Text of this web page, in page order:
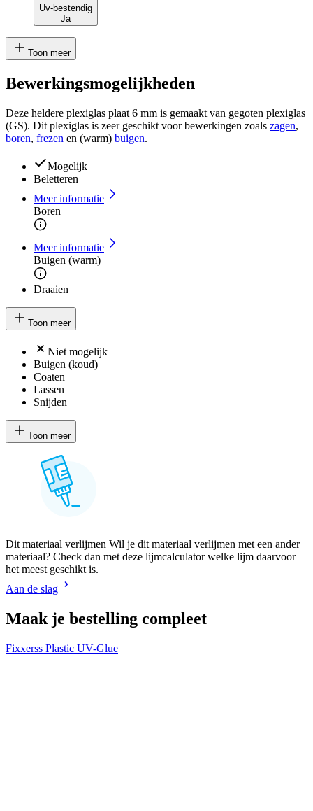
Uv-bestendig
Ja
Toon meer
Bewerkingsmogelijkheden
Deze heldere plexiglas plaat 6 mm is gemaakt van gegoten plexiglas
(GS). Dit plexiglas is zeer geschikt voor bewerkingen zoals zagen,
boren, frezen en (warm) buigen.
Mogelijk
Beletteren
Meer informatie
Boren
Meer informatie
Buigen (warm)
Draaien
Toon meer
Niet mogelijk
Buigen (koud)
Coaten
Lassen
Snijden
Toon meer
Dit materiaal verlijmen Wil je dit materiaal verlijmen met een ander
materiaal? Check dan met deze lijmcalculator welke lijm daarvoor
het meest geschikt is.
Aan de slag
Maak je bestelling compleet
Fixxerss Plastic UV-Glue